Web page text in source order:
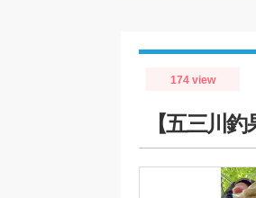
174 view
【五三川